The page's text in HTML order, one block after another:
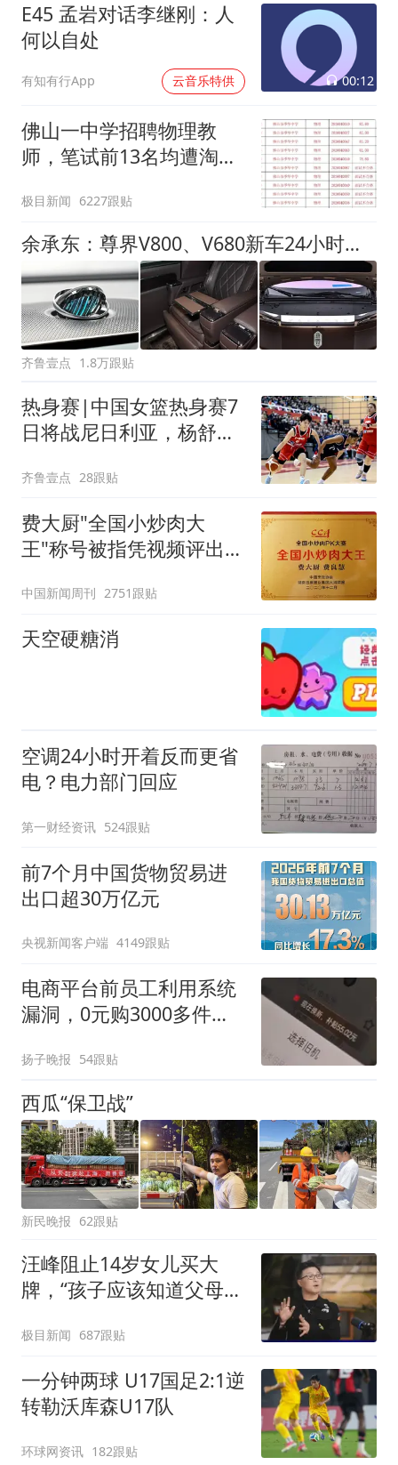
E45 孟岩对话李继刚：人
何以自处
有知有行App 云音乐特供 00:12
佛山一中学招聘物理教
师，笔试前13名均遭淘
聘，成立调查组全面核查
极目新闻 6227跟贴
余承东：尊界V800、V680新车24小时大定突破3500台
齐鲁壹点 1.8万跟贴
热身赛|中国女篮热身赛7
日将战尼日利亚，杨舒予
齐鲁壹点 28跟贴
费大厨"全国小炒肉大
王"称号被指凭视频评出
中国新闻周刊 2751跟贴
天空硬糖消
空调24小时开着反而更省
电？电力部门回应
第一财经资讯 524跟贴
前7个月中国货物贸易进
出口超30万亿元
央视新闻客户端 4149跟贴
电商平台前员工利用系统
漏洞，0元购3000多件家
扬子晚报 54跟贴
西瓜“保卫战”
新民晚报 62跟贴
汪峰阻止14岁女儿买大
牌，“孩子应该知道父母的
都在淘宝
极目新闻 687跟贴
一分钟两球 U17国足2:1逆
转勒沃库森U17队
环球网资讯 182跟贴